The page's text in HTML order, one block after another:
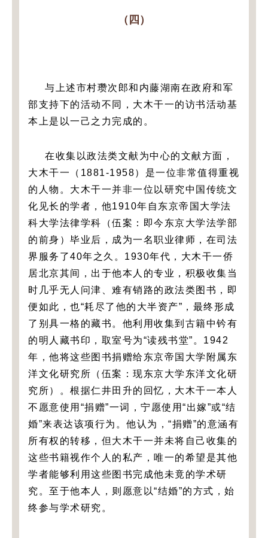
（四）
与上述市村瓒次郎和内藤湖南在政府和军
部支持下的活动不同，大木干一的访书活动基
本上是以一己之力完成的。
在收集以政法类文献为中心的文献方面，
大木干一（1881-1958）是一位非常值得重视
的人物。大木干一并非一位以研究中国传统文
化见长的学者，他1910年自东京帝国大学法
科大学法律学科（伍案：即今东京大学法学部
的前身）毕业后，成为一名职业律师，在司法
界服务了40年之久。1930年代，大木干一侨
居北京其间，出于他本人的专业，积极收集当
时几乎无人问津、难有销路的政法类图书，即
便如此，也“耗尽了他的大半资产”，最终形成
了别具一格的藏书。他利用收集到古籍中钤有
的明人藏书印，取室号为“读残书堂”。1942
年，他将这些图书捐赠给东京帝国大学附属东
洋文化研究所（伍案：现东京大学东洋文化研
究所）。根据仁井田升的回忆，大木干一本人
不愿意使用“捐赠”一词，宁愿使用“出嫁”或“结
婚”来表达该项行为。他认为，“捐赠”的意涵有
所有权的转移，但大木干一并未将自己收集的
这些书籍视作个人的私产，唯一的希望是其他
学者能够利用这些图书完成他未竟的学术研
究。至于他本人，则愿意以“结婚”的方式，始
终参与学术研究。